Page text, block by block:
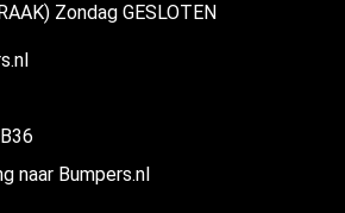
Zondag GESLOTEN
naar Bumpers.nl